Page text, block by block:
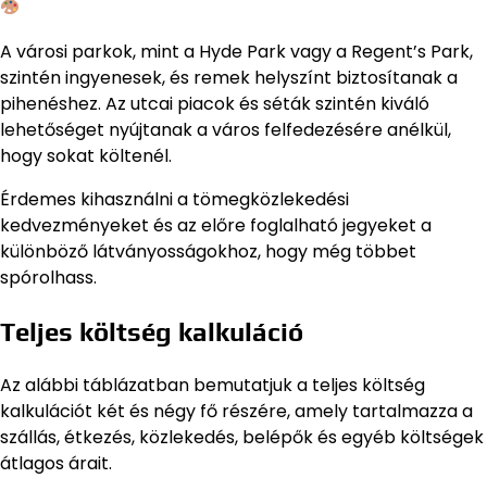
A városi parkok, mint a Hyde Park vagy a Regent’s Park,
szintén ingyenesek, és remek helyszínt biztosítanak a
pihenéshez. Az utcai piacok és séták szintén kiváló
lehetőséget nyújtanak a város felfedezésére anélkül,
hogy sokat költenél.
Érdemes kihasználni a tömegközlekedési
kedvezményeket és az előre foglalható jegyeket a
különböző látványosságokhoz, hogy még többet
spórolhass.
Teljes költség kalkuláció
Az alábbi táblázatban bemutatjuk a teljes költség
kalkulációt két és négy fő részére, amely tartalmazza a
szállás, étkezés, közlekedés, belépők és egyéb költségek
átlagos árait.